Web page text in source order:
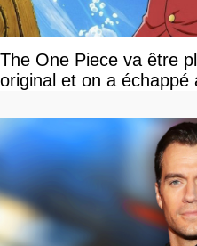
The One Piece va être
original et on a échappé